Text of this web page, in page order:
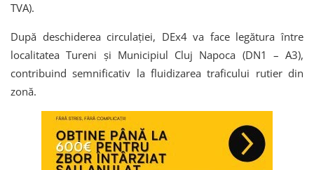
TVA).
După deschiderea circulației, DEx4 va face legătura între
localitatea Tureni și Municipiul Cluj Napoca (DN1 – A3),
contribuind semnificativ la fluidizarea traficului rutier din
zonă.